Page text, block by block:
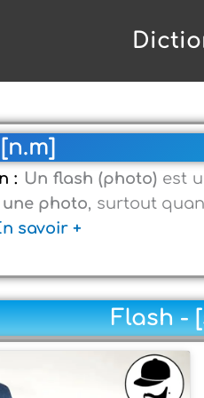
: Un flash (photo)est
photo, surtout
savoir +
Flash -